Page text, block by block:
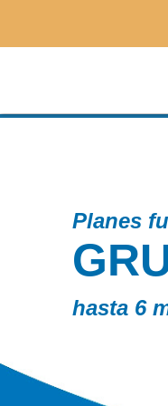
funerarios
6 miembros